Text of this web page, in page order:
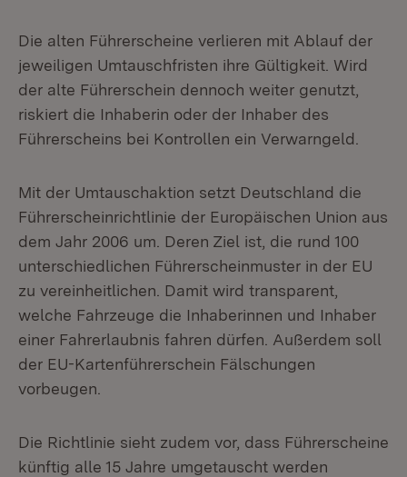
Die alten Führerscheine verlieren mit Ablauf der
jeweiligen Umtauschfristen ihre Gültigkeit. Wird
der alte Führerschein dennoch weiter genutzt,
riskiert die Inhaberin oder der Inhaber des
Führerscheins bei Kontrollen ein Verwarngeld.
Mit der Umtauschaktion setzt Deutschland die
Führerscheinrichtlinie der Europäischen Union aus
dem Jahr 2006 um. Deren Ziel ist, die rund 100
unterschiedlichen Führerscheinmuster in der EU
zu vereinheitlichen. Damit wird transparent,
welche Fahrzeuge die Inhaberinnen und Inhaber
einer Fahrerlaubnis fahren dürfen. Außerdem soll
der EU-Kartenführerschein Fälschungen
vorbeugen.
Die Richtlinie sieht zudem vor, dass Führerscheine
künftig alle 15 Jahre umgetauscht werden